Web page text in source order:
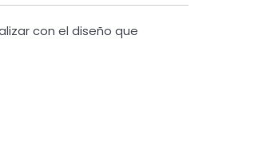
con el diseño que